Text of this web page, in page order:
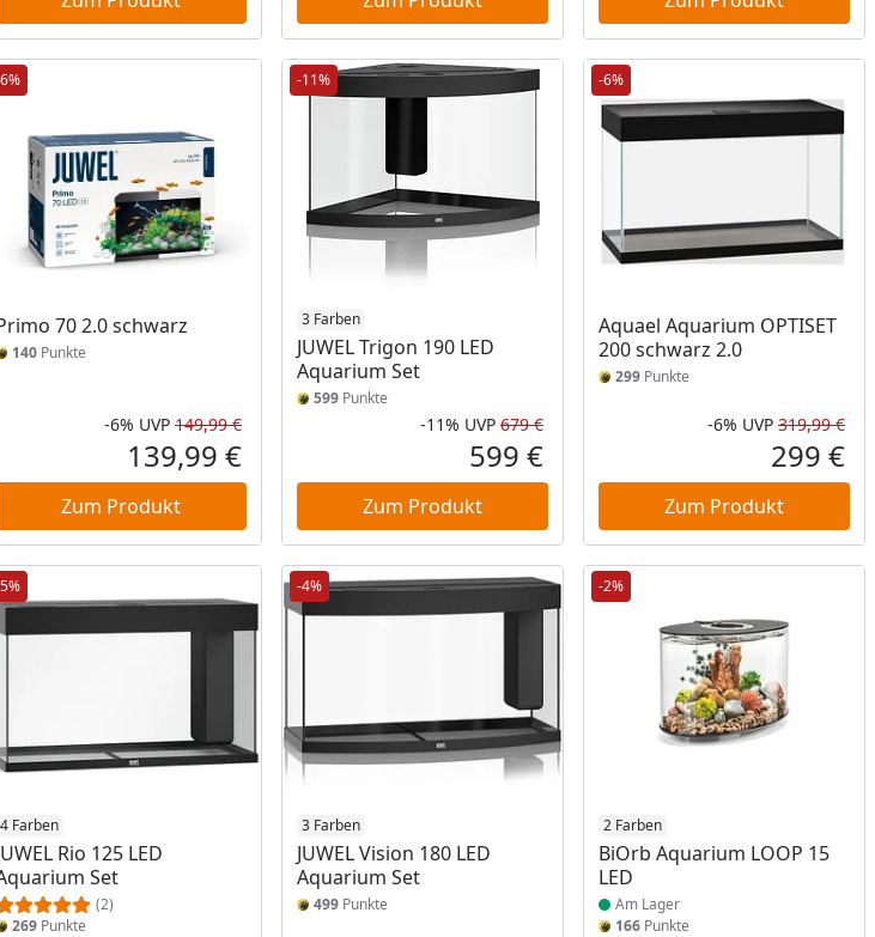
ProzentPreis
Preis
70 2.0 schwarz
140 Punkte
Rabatt in Prozent
-6%
Ursprünglicher Preis
UVP 149,99 €
Aktueller Preis
139,99 €
Zum Produkt
-11%
3 Farben
JUWEL Trigon 190 LED
Aquarium Set
599 Punkte
Rabatt in Prozent
-11%
Ursprünglicher Preis
UVP 679 €
Aktueller Preis
599 €
Zum Produkt
-6%
Aquael Aquarium OPTISET
200 schwarz 2.0
299 Punkte
-6% UVP 319,99 €
299 €
Zum Produkt
4 Farben
Rio 125 LED
Set
(2)
269 Punkte
-4%
3 Farben
JUWEL Vision 180 LED
Aquarium Set
499 Punkte
-2%
2 Farben
BiOrb Aquarium LOOP 15
LED
Produkt am Lager
Am Lager
166 Punkte